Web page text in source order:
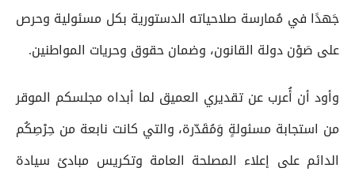
جَهدًا في مُمارسة صلاحياته الدستورية بكل مسئولية وحرص
على صَوْن دولة القانون، وضمان حقوق وحريات المواطنين.
وأود أن أُعرب عن تقديري العميق لما أبداه مجلسكم الموقر
من استجابة مسئولةٍ وَمُقَدّرة، والتي كانت نابعة من حِرْصِكُم
الدائم على إعلاء المصلحة العامة وتكريس مبادئ سيادة